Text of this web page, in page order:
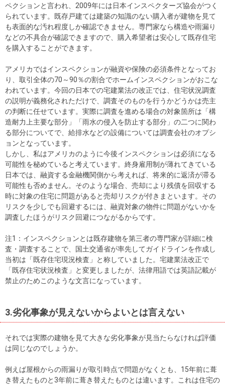
ペクションと言われ、2009年には日本インスペクターズ協会がつく
られています。既存戸建ては建築の知識のない購入者が建物を見て
も表面的な汚れ程度しか確認できません。専門家なら構造や雨漏り
などの不具合が確認できますので、購入希望者は安心して既存住宅
を購入することができます。
アメリカではインスペクションが融資や保険の必須条件となってお
り、取引全体の70～90％の割合でホームインスペクションがおこな
われています。今回の日本での宅建業法の改正では、住宅状況調査
の説明が義務化されただけで、調査そのものを行うかどうかは売主
の判断に任せています。実際に調査を進める場合の対象箇所は「構
造耐力上主要な部分」「雨水の侵入を防止する部分」の二つに関わ
る部分についてで、給排水などの設備については調査会社のオプシ
ョンとなっています。
しかし、私はアメリカのように今後インスペクションは必須になる
可能性を秘めていると考えています。終身雇用制が薄れてきている
日本では、融資する金融機関側から考えれば、将来的に返済が滞る
可能性も否めません。そのような場合、売却により残債を回収する
時に対象の住宅に問題があると売却リスクが付きまといます。その
リスクを少しでも回避するには、融資対象の物件に問題がないかを
調査したほうがリスク回避につながるからです。
注1：インスペクションとは既存建物を第三者の専門家が詳細に検
査・調査することで、国土交通省が率先してガイドラインを作成し
当初は「既存住宅現況検査」と称していました。宅建業法改正で
「既存住宅状況検査」と変更しましたが、法律用語では英語記載が
禁止のためこのような文言になっています。
3.劣化事象が見えないからよいとは言えない
それでは実際の建物を見て大きな劣化事象が見当たらなければ評価
は同じなのでしょうか。
例えば屋根からの雨漏りが取引時点で問題がなくとも、15年前に葺
き替えたものと3年前に葺き替えたものとは違います。これは住宅の